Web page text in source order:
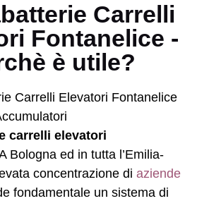
Carrelli
Fontanelice -
è utile?
carrelli elevatori
Bologna ed in tutta l’Emilia-
concentrazione di aziende
fondamentale un sistema di